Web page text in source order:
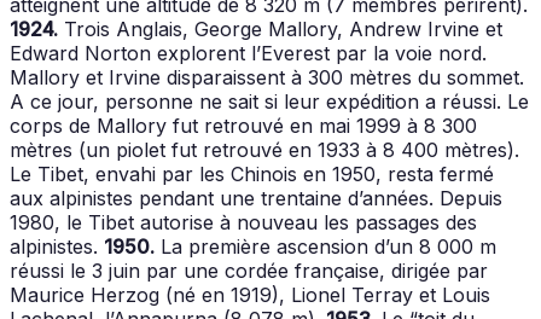
atteignent une altitude de 8 320 m (7 membres périrent).
1924. Trois Anglais, George Mallory, Andrew Irvine et
Edward Norton explorent l’Everest par la voie nord.
Mallory et Irvine disparaissent à 300 mètres du sommet.
A ce jour, personne ne sait si leur expédition a réussi. Le
corps de Mallory fut retrouvé en mai 1999 à 8 300
mètres (un piolet fut retrouvé en 1933 à 8 400 mètres).
Le Tibet, envahi par les Chinois en 1950, resta fermé
aux alpinistes pendant une trentaine d’années. Depuis
1980, le Tibet autorise à nouveau les passages des
alpinistes. 1950. La première ascension d’un 8 000 m
réussi le 3 juin par une cordée française, dirigée par
Maurice Herzog (né en 1919), Lionel Terray et Louis